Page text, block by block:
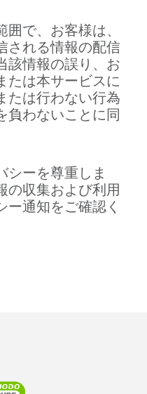
で、お客様は、
される情報の配信
該情報の誤り、お
たは本サービスに
たは行わない行為
負わないことに同
シーを尊重しま
の収集および利用
ー通知をご確認く